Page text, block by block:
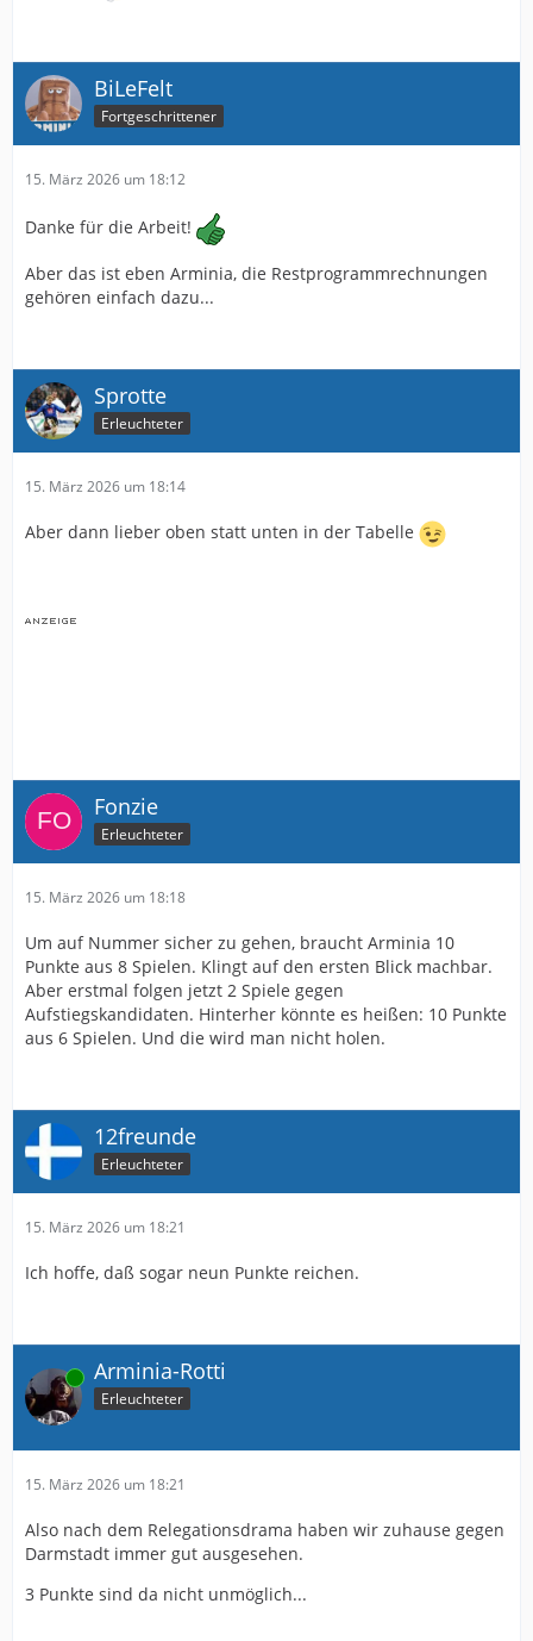
BiLeFelt
Fortgeschrittener
15. März 2026 um 18:12
Danke für die Arbeit!
Aber das ist eben Arminia, die Restprogrammrechnungen
gehören einfach dazu...
Sprotte
Erleuchteter
15. März 2026 um 18:14
Aber dann lieber oben statt unten in der Tabelle
Fonzie
Erleuchteter
15. März 2026 um 18:18
Um auf Nummer sicher zu gehen, braucht Arminia 10
Punkte aus 8 Spielen. Klingt auf den ersten Blick machbar.
Aber erstmal folgen jetzt 2 Spiele gegen
Aufstiegskandidaten. Hinterher könnte es heißen: 10 Punkte
aus 6 Spielen. Und die wird man nicht holen.
12freunde
Erleuchteter
15. März 2026 um 18:21
Ich hoffe, daß sogar neun Punkte reichen.
Online Arminia-Rotti
Erleuchteter
15. März 2026 um 18:21
Also nach dem Relegationsdrama haben wir zuhause gegen
Darmstadt immer gut ausgesehen.
3 Punkte sind da nicht unmöglich...